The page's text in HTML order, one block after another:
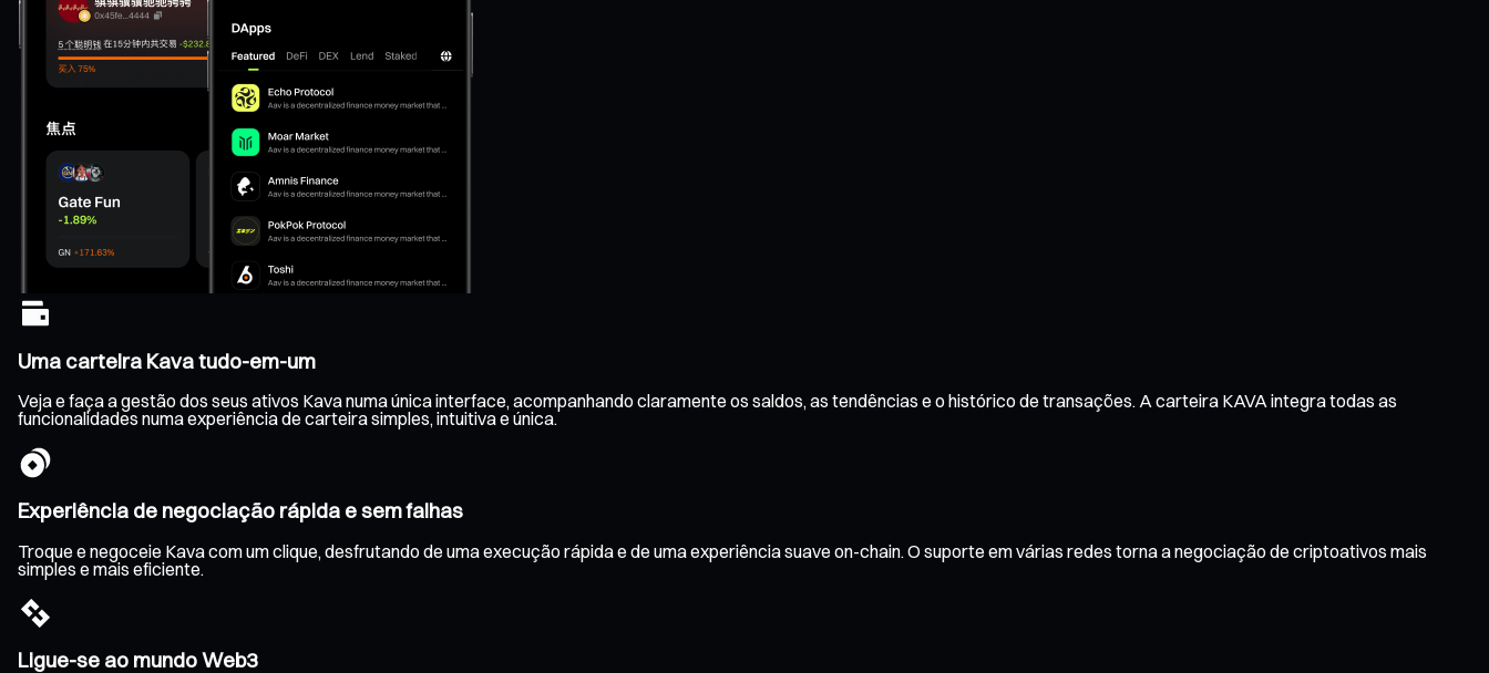
Uma carteira Kava tudo-em-um
Veja e faça a gestão dos seus ativos Kava numa única interface, acompanhando claramente os saldos, as tendências e o histórico de transações. A carteira KAVA integra todas as
funcionalidades numa experiência de carteira simples, intuitiva e única.
Experiência de negociação rápida e sem falhas
Troque e negoceie Kava com um clique, desfrutando de uma execução rápida e de uma experiência suave on-chain. O suporte em várias redes torna a negociação de criptoativos mais
simples e mais eficiente.
Ligue-se ao mundo Web3